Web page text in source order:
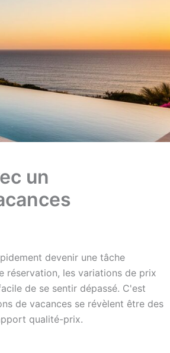
un
devenir une tâche
réservation, les variations de prix
de se sentir dépassé. C'est
de vacances se révèlent être des
qualité-prix.